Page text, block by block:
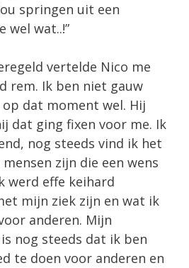
springen uit een
wel wat..!”
vertelde Nico me
rem. Ik ben niet gauw
dat moment wel. Hij
dat ging fixen voor me. Ik
nog steeds vind ik het
zijn die een wens
werd effe keihard
mijn ziek zijn en wat ik
anderen. Mijn
nog steeds dat ik ben
te doen voor anderen en